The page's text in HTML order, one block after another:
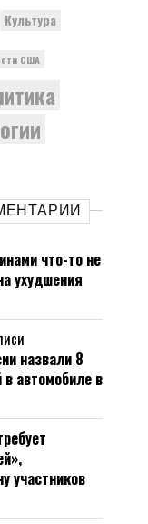
Культура
США
что-то не
ухудшения
назвали 8
автомобиле в
участников